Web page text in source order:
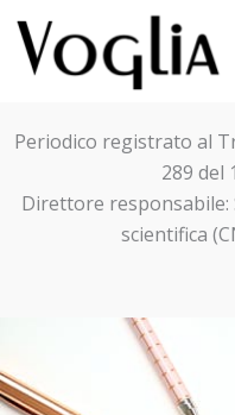
Periodico registrato al
289 del
Direttore
scientifica